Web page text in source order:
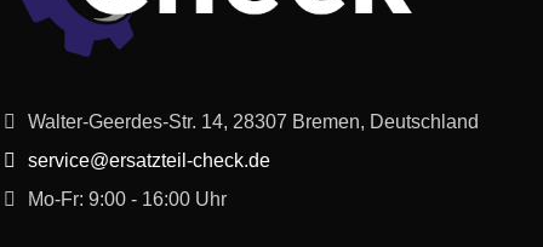
Bosch KIL42AD30/01
Bosch KIL42AF30G/02
Walter-Geerdes-Str. 14, 28307 Bremen, Deutschland
service@ersatzteil-check.de
Mo-Fr: 9:00 - 16:00 Uhr